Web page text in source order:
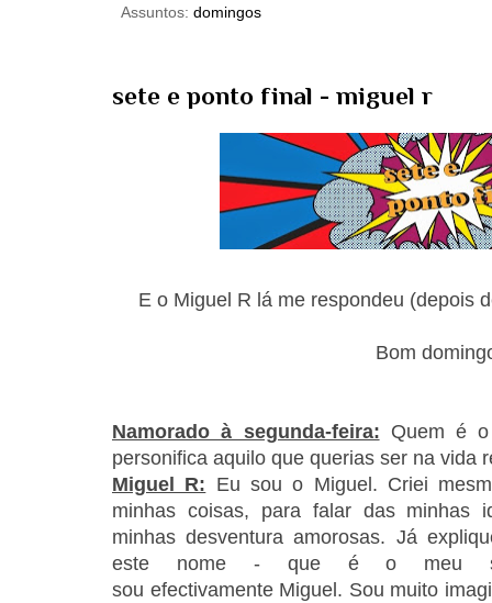
Assuntos: domingos
sete e ponto final - miguel r
E o Miguel R lá me respondeu (depois
Bom
Namorado à segunda-feira: Quem é
personifica aquilo que querias ser na vida
Miguel R: Eu sou o Miguel. Criei
minhas coisas, para falar das minhas
minhas desventura amorosas. Já
este nome - que é o meu
sou efectivamente Miguel. Sou muito